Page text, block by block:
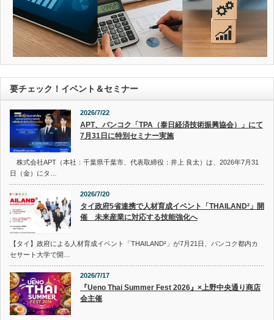
要チェック！イベント＆セミナー
2026/7/22
APT、バンコク「TPA（泰日経済技術振興協会）」にて
7月31日に特別セミナー実施
株式会社APT（本社：千葉県千葉市、代表取締役：井上 良太）は、2026年7月31
日（金）にタ…
2026/7/20
タイ政府5省連携で人材育成イベント「THAILAND²」開
催 未来産業に対応する技能強化へ
【タイ】政府による人材育成イベント「THAILAND²」が7月21日、バンコク都内カ
セサート大学で開…
2026/7/17
『Ueno Thai Summer Fest 2026』×上野中央通り商店
会主催